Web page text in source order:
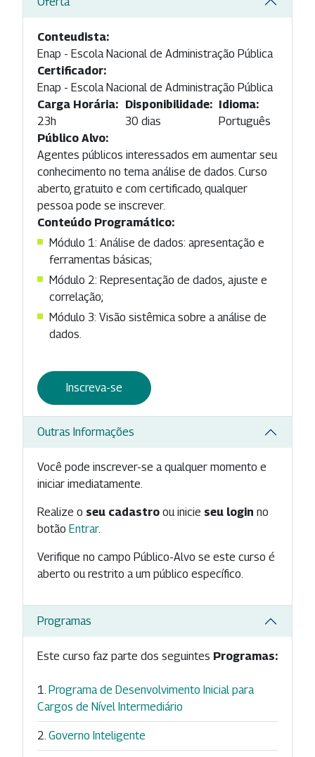
Conteudista:
Enap - Escola Nacional de Administração Pública
Certificador:
Enap - Escola Nacional de Administração Pública
Carga Horária:
23h
Disponibilidade:
30 dias
Idioma:
Português
Público Alvo:
Agentes públicos interessados em aumentar seu
conhecimento no tema análise de dados. Curso
aberto, gratuito e com certificado, qualquer
pessoa pode se inscrever.
Conteúdo Programático:
Módulo 1: Análise de dados: apresentação e
ferramentas básicas;
Módulo 2: Representação de dados, ajuste e
correlação;
Módulo 3: Visão sistêmica sobre a análise de
dados.
Inscreva-se
Outras Informações
Você pode inscrever-se a qualquer momento e
iniciar imediatamente.
Realize o seu cadastro ou inicie seu login no
botão Entrar.
Verifique no campo Público-Alvo se este curso é
aberto ou restrito a um público específico.
Programas
Este curso faz parte dos seguintes Programas:
Programa de Desenvolvimento Inicial para
Cargos de Nível Intermediário
Governo Inteligente